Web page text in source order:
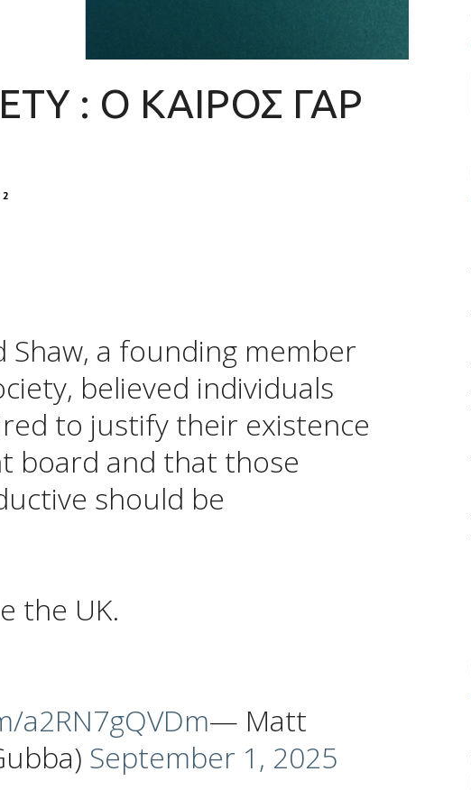
: Ο ΚΑΙΡΟΣ ΓΑΡ
2
Shaw, a founding member
believed individuals
to justify their existence
board and that those
should be
the UK.
a2RN7gQVDm— Matt
September 1, 2025